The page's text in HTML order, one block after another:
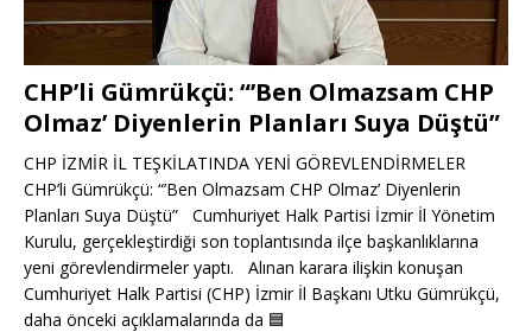
CHP’li Gümrükçü: “’Ben Olmazsam CHP
Olmaz’ Diyenlerin Planları Suya Düştü”
CHP İZMİR İL TEŞKİLATINDA YENİ GÖREVLENDİRMELER
CHP’li Gümrükçü: “’Ben Olmazsam CHP Olmaz’ Diyenlerin
Planları Suya Düştü” Cumhuriyet Halk Partisi İzmir İl Yönetim
Kurulu, gerçekleştirdiği son toplantısında ilçe başkanlıklarına
yeni görevlendirmeler yaptı. Alınan karara ilişkin konuşan
Cumhuriyet Halk Partisi (CHP) İzmir İl Başkanı Utku Gümrükçü,
daha önceki açıklamalarında da 🟦